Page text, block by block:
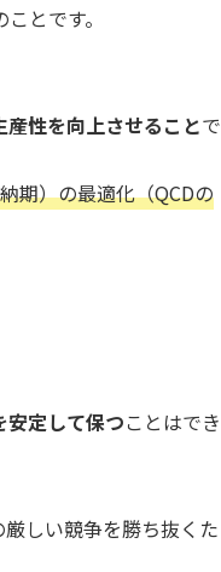
とです。
性を向上させることで
期）の最適化（QCDの
安定して保つことはでき
しい競争を勝ち抜くた